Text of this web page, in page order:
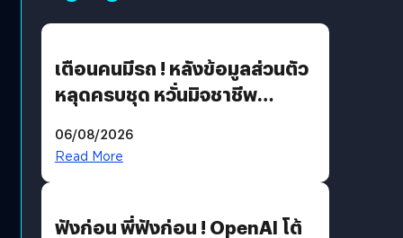
เตือนคนมีรถ ! หลังข้อมูลส่วนตัว
หลุดครบชุด หวั่นมิจชาชีพ
รหัสผ่านหลุด ไม่ใช่แฮ็กเกอร์
06/08/2026
Read More
ฟังก่อน พี่ฟังก่อน ! OpenAI โต้